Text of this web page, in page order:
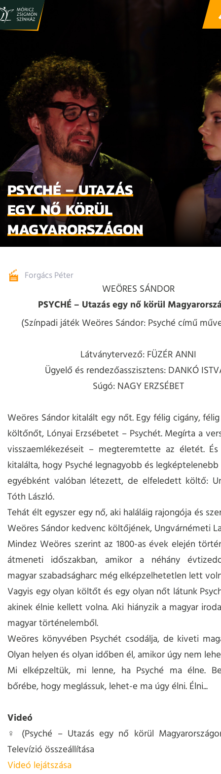
PSYCHÉ – UTAZÁS
EGY NŐ KÖRÜL
MAGYARORSZÁGON
Forgács Péter
WEÖRES SÁNDOR
PSYCHÉ – Utazás egy nő körül
(Színpadi játék Weöres Sándor: Psyché című
Látványtervező: FÜZÉR ANNI
Ügyelő és rendezőasszisztens: DANKÓ
Súgó: NAGY ERZSÉBET
Weöres Sándor kitalált egy nőt. Egy félig cigány,
költőnőt, Lónyai Erzsébetet – Psychét. Megírta a
visszaemlékezéseit – megteremtette az életét.
kitalálta, hogy Psyché legnagyobb és
egyébként valóban létezett, de elfeledett költő:
Tóth László.
Tehát élt egyszer egy nő, aki haláláig rajongója és
Weöres Sándor kedvenc költőjének, Ungvárnémeti
Mindez Weöres szerint az 1800-as évek elején
átmeneti időszakban, amikor a néhány
magyar szabadságharc még elképzelhetetlen lett
Vagyis egy olyan költőt és egy olyan nőt látunk
akinek élnie kellett volna. Aki hiányzik a magyar
magyar történelemből.
Weöres könyvében Psychét csodálja, de kiveti
Olyan helyen és olyan időben él, amikor úgy nem
Mi elképzeltük, mi lenne, ha Psyché ma élne.
bőrébe, hogy meglássuk, lehet-e ma úgy élni. Élni...
Videó
♀ (Psyché – Utazás egy nő körül
Televízió összeállítása
Videó lejátszása